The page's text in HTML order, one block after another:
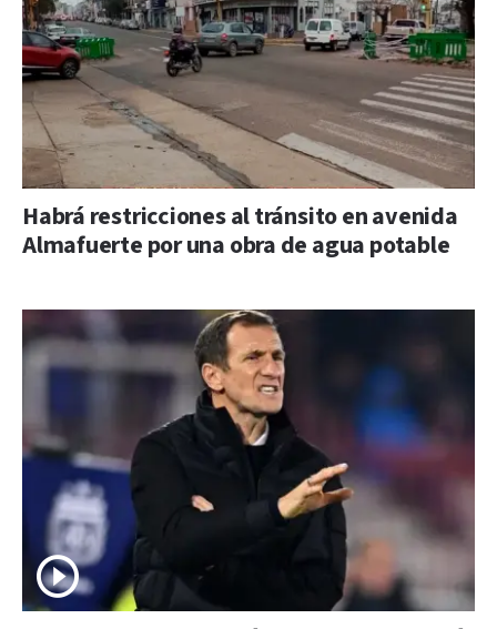
Habrá restricciones al tránsito en avenida
Almafuerte por una obra de agua potable